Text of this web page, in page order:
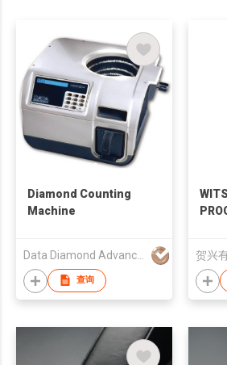
Diamond Counting
Machine
Data Diamond Advanced Technology Ltd.
查询
贺兴